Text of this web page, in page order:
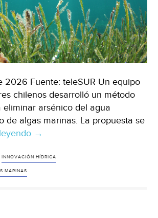
2026 Fuente: teleSUR Un equipo
chilenos desarrolló un método
eliminar arsénico del agua
de algas marinas. La propuesta se
Internacional
Científicos
→
INNOVACIÓN HÍDRICA
MARINAS